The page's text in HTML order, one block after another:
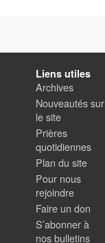
Liens utiles
Archives
Nouveautés sur
le site
Prières
quotidiennes
Plan du site
Pour nous
rejoindre
Faire un don
S’abonner à
nos bulletins